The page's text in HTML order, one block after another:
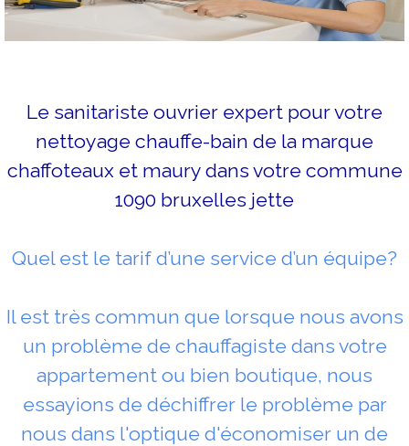
Le sanitariste ouvrier expert pour votre
nettoyage chauffe-bain de la marque
chaffoteaux et maury dans votre commune
1090 bruxelles jette
Quel est le tarif d’une service d’un équipe?
Il est très commun que lorsque nous avons
un problème de chauffagiste dans votre
appartement ou bien boutique, nous
essayions de déchiffrer le problème par
nous dans l'optique d'économiser un de